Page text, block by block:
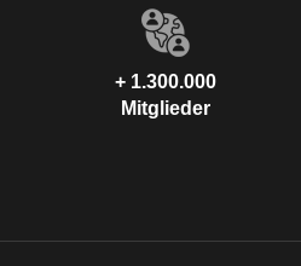
+ 1.300.000
Mitglieder